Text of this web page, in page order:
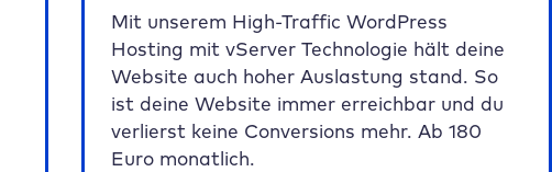
Mit unserem High-Traffic WordPress
Hosting mit vServer Technologie hält deine
Website auch hoher Auslastung stand. So
ist deine Website immer erreichbar und du
verlierst keine Conversions mehr. Ab 180
Euro monatlich.